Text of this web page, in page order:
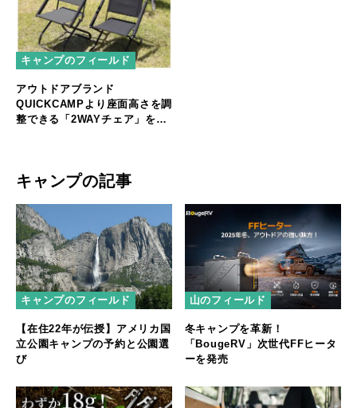
キャンプのフィールド
アウトドアブランド
QUICKCAMPより座面高さを調
整できる「2WAYチェア」を発
キャンプの記事
キャンプのフィールド
【在住22年が伝授】アメリカ国
立公園キャンプの予約と公園選
び
山のフィールド
冬キャンプを革新！
「BougeRV」次世代FFヒータ
ーを発売